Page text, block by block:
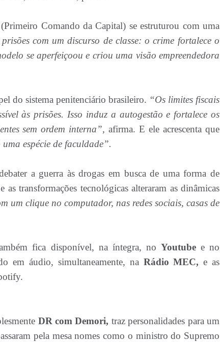
Comando da Capital) se estruturou com uma
com um discurso de classe: o crime fortalece o
se aperfeiçoou e criou uma visão empreendedora
do sistema penitenciário brasileiro. “Os limites fiscais
às prisões. Isso induz a autogestão e fortalece os
sem ordem interna”, afirma. E ele acrescenta que
espécie de faculdade”.
a guerra às drogas em busca de uma forma de
transformações tecnológicas alteraram as dinâmicas
um clique no computador, nas redes sociais, casas de
fica disponível, na íntegra, no Youtube e no
em áudio, simultaneamente, na Rádio MEC, e as
DR com Demori, traz personalidades para um
pela mesa nomes como o ministro do Supremo